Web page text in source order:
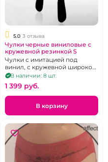
5.0 3 отзыва
Чулки черные виниловые с
кружевной резинкой S
Чулки с имитацией под
винил, с кружевной широко
резинкой на силиконовой
основе
В наличии: 8 шт.
1 399 pуб.
В корзину